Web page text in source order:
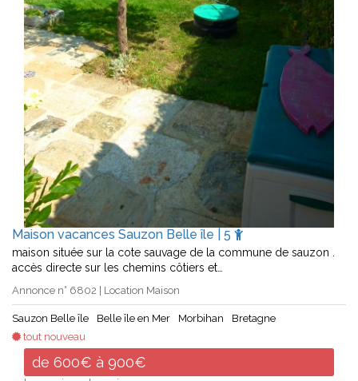
Maison vacances Sauzon Belle île | 5
maison située sur la cote sauvage de la commune de sauzon .
accès directe sur les chemins côtiers et…
Annonce n° 6802 | Location Maison
Sauzon Belle île Belle île en Mer Morbihan
Bretagne
tout nouveau
de 600€ à 900€